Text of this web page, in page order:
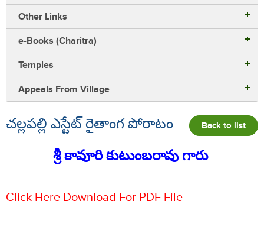
Other Links
e-Books (Charitra)
Temples
Appeals From Village
చల్లపల్లి ఎస్టేట్ రైతాంగ పోరాటం Back to list
శ్రీ కావూరి కుటుంబరావు గారు
Click Here Download For PDF File